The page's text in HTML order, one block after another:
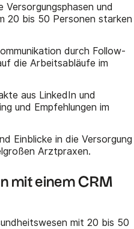
und
20 bis 50 Personen starken
durch Follow-
die Arbeitsabläufe im
aus LinkedIn und
und Empfehlungen im
Einblicke in die Versorgung
Arztpraxen.
mit einem CRM
mit 20 bis 50